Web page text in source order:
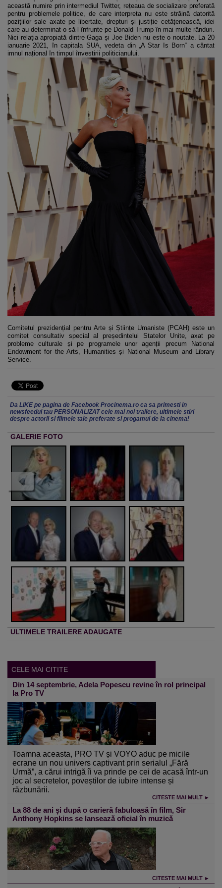
această numire prin intermediul Twitter, rețeaua de socializare preferată
pentru problemele politice, de care interpreta nu este străină datorită
pozițiilor sale axate pe libertate, drepturi și justiție cetățenească, idei
care au determinat-o să-l înfrunte pe Donald Trump în mai multe rânduri.
Nici relația apropiată dintre Gaga și Joe Biden nu este o noutate. La 20
ianuarie 2021, în capitala SUA, vedeta din „A Star Is Born“ a cântat
imnul național în timpul învestirii politicianului.
Comitetul prezidențial pentru Arte și Științe Umaniste (PCAH) este un
comitet consultativ special al președintelui Statelor Unite, axat pe
probleme culturale și pe programele unor agenții precum National
Endowment for the Arts, Humanities și National Museum and Library
Service.
Da LIKE pe pagina de Facebook Procinema.ro ca sa primesti in
newsfeedul tau PERSONALIZAT cele mai noi trailere, ultimele stiri
despre actorii si filmele tale preferate si progamul de la cinema!
GALERIE FOTO
ULTIMELE TRAILERE ADAUGATE
CELE MAI CITITE
Din 14 septembrie, Adela Popescu revine în rol principal
la Pro TV
Toamna aceasta, PRO TV și VOYO aduc pe micile
ecrane un nou univers captivant prin serialul „Fără
Urmă”, a cărui intrigă îi va prinde pe cei de acasă într-un
joc al secretelor, poveștilor de iubire intense și
răzbunării.
CITESTE MAI MULT ►
La 88 de ani și după o carieră fabuloasă în film, Sir
Anthony Hopkins se lansează oficial în muzică
CITESTE MAI MULT ►